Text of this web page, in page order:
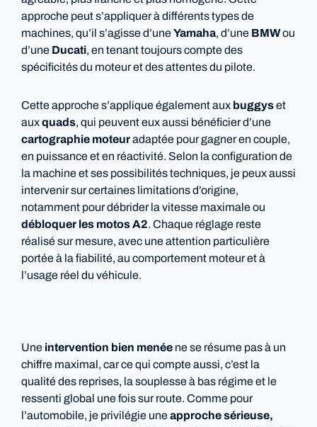
approche peut s’appliquer à différents types de
machines, qu’il s’agisse d’une Yamaha, d’une BMWou
d’une Ducati, en tenant toujours compte des
spécificités du moteur et des attentes du pilote.
Cette approche s’applique également aux buggyset
auxquads, qui peuvent eux aussi bénéficier d’une
cartographie moteuradaptée pour gagner en couple,
en puissance et en réactivité. Selon la configuration de
la machine et ses possibilités techniques, je peux aussi
intervenir sur certaines limitations d’origine,
notamment pour débrider la vitesse maximale ou
débloquer les motos A2. Chaque réglage reste
réalisé sur mesure, avec une attention particulière
portée à la fiabilité, au comportement moteur et à
l’usage réel du véhicule.
Une intervention bien menée ne se résume pas à un
chiffre maximal, car ce qui compte aussi, c’est la
qualité des reprises, la souplesse à bas régime et le
ressenti global une fois sur route. Comme pour
l’automobile, je privilégie uneapproche sérieuse,